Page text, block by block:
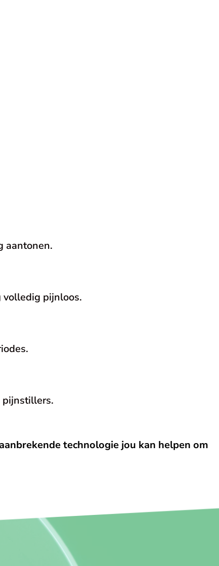
aantonen.
volledig pijnloos.
pijnstillers.
technologie jou kan helpen om